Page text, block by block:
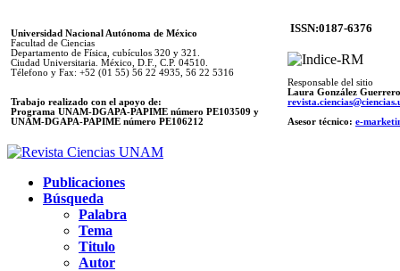
Universidad Nacional Autónoma de México
Facultad de Ciencias
Departamento de Física, cubículos 320 y 321.
Ciudad Universitaria. México, D.F., C.P. 04510.
Télefono y Fax: +52 (01 55) 56 22 4935, 56 22 5316
Trabajo realizado con el apoyo de:
Programa UNAM-DGAPA-PAPIME número PE103509 y
UNAM-DGAPA-PAPIME número PE106212
ISSN:0187-6376
Responsable del sitio
Laura González Guerrero
Asesor técnico: e-
Publicaciones
Búsqueda
Palabra
Tema
Titulo
Autor